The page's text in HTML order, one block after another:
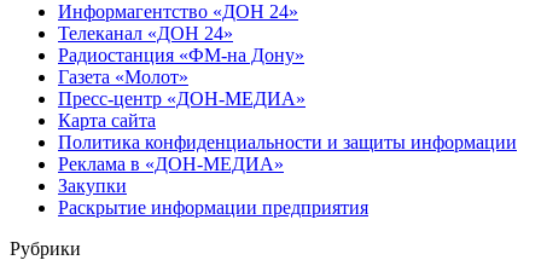
Информагентство «ДОН 24»
Телеканал «ДОН 24»
Радиостанция «ФМ-на Дону»
Газета «Молот»
Пресс-центр «ДОН-МЕДИА»
Карта сайта
Политика конфиденциальности и защиты информации
Реклама в «ДОН-МЕДИА»
Закупки
Раскрытие информации предприятия
Рубрики